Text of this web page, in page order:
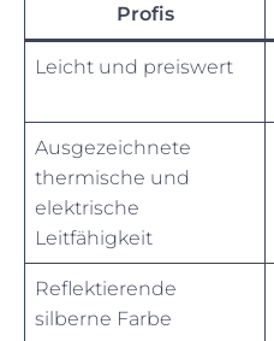
Profis
Leicht und preiswert
Ausgezeichnete
thermische und
elektrische
Leitfähigkeit
Reflektierende
silberne Farbe